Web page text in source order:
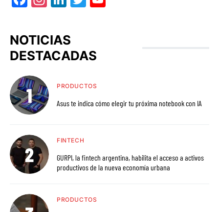
NOTICIAS
DESTACADAS
PRODUCTOS
Asus te indica cómo elegir tu próxima notebook con IA
FINTECH
GURPI, la fintech argentina, habilita el acceso a activos
productivos de la nueva economía urbana
PRODUCTOS